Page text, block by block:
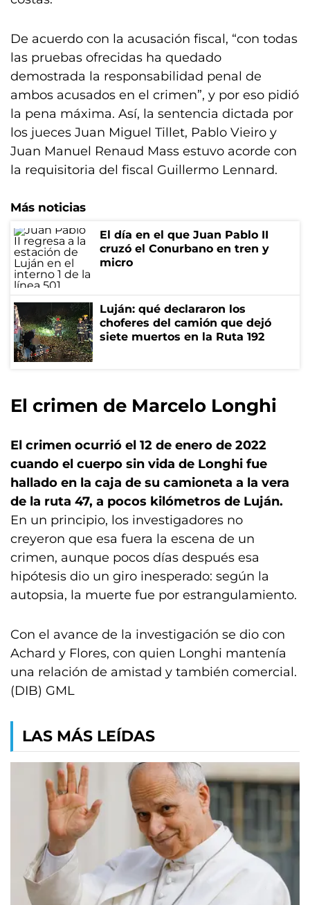
De acuerdo con la acusación fiscal, “con todas
las pruebas ofrecidas ha quedado
demostrada la responsabilidad penal de
ambos acusados en el crimen”, y por eso pidió
la pena máxima. Así, la sentencia dictada por
los jueces Juan Miguel Tillet, Pablo Vieiro y
Juan Manuel Renaud Mass estuvo acorde con
la requisitoria del fiscal Guillermo Lennard.
Más noticias
El día en el que Juan Pablo II
cruzó el Conurbano en tren y
micro
Luján: qué declararon los
choferes del camión que dejó
siete muertos en la Ruta 192
El crimen de Marcelo Longhi
El crimen ocurrió el 12 de enero de 2022
cuando el cuerpo sin vida de Longhi fue
hallado en la caja de su camioneta a la vera
de la ruta 47, a pocos kilómetros de Luján.
En un principio, los investigadores no
creyeron que esa fuera la escena de un
crimen, aunque pocos días después esa
hipótesis dio un giro inesperado: según la
autopsia, la muerte fue por estrangulamiento.
Con el avance de la investigación se dio con
Achard y Flores, con quien Longhi mantenía
una relación de amistad y también comercial.
(DIB) GML
LAS MÁS LEÍDAS